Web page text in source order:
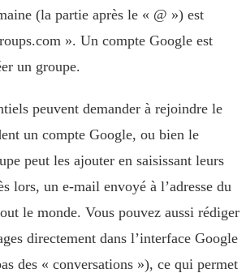
(la partie après le « @ ») est
». Un compte Google est
un groupe.
peuvent demander à rejoindre le
un compte Google, ou bien le
peut les ajouter en saisissant leurs
lors, un e-mail envoyé à l’adresse du
le monde. Vous pouvez aussi rédiger
directement dans l’interface Google
des « conversations »), ce qui permet